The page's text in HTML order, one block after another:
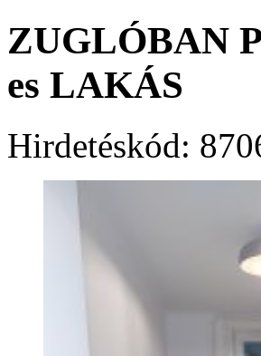
ZUGLÓBAN
es LAKÁS
Hirdetéskód: